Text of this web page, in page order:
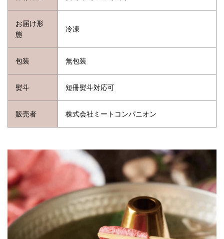
お届け形
態
冷凍
包装 無包装
熨斗 短冊熨斗対応可
販売者 株式会社ミートコンパニオン